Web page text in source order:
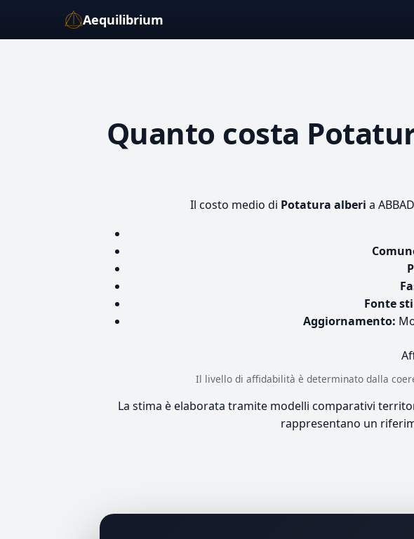
Aequilibrium
Quanto costa
Il costo medio di Potatura alberi a
Fonte
Aggiornamento:
Il livello di affidabilità è determinato dalla
La stima è elaborata tramite modelli comparativi
rappresentano un